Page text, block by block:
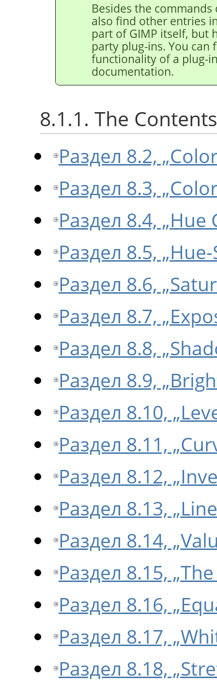
Besides the
also find other entries
part ofGIMP itself, but
party plug-ins. You
functionality of a plug-
documentation.
8.1.1. The
Раздел 8.2,
Раздел 8.3,
Раздел 8.4, „Hue
Раздел 8.5,
Раздел 8.6,
Раздел 8.7,
Раздел 8.8,
Раздел 8.9,
Раздел 8.10,
Раздел 8.11,
Раздел 8.12,
Раздел 8.13,
Раздел 8.14,
Раздел 8.15,
Раздел 8.16,
Раздел 8.17,
Раздел 8.18,